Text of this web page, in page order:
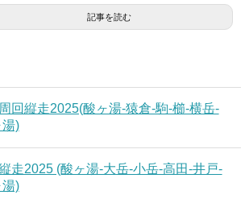
記事を読む
回縦走2025(酸ヶ湯-猿倉-駒-櫛-横岳-
)
走2025 (酸ヶ湯-大岳-小岳-高田-井戸-
)